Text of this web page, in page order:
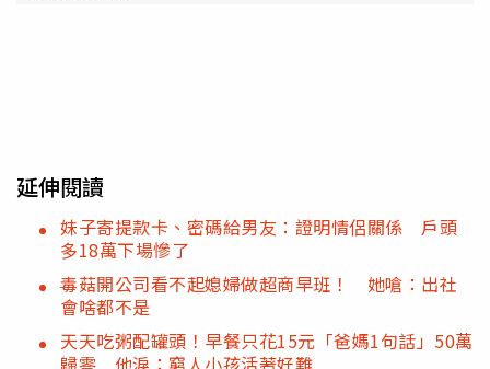
延伸閱讀
妹子寄提款卡、密碼給男友：證明情侶關係 戶頭
多18萬下場慘了
毒菇開公司看不起媳婦做超商早班！ 她嗆：出社
會啥都不是
天天吃粥配罐頭！早餐只花15元「爸媽1句話」50萬